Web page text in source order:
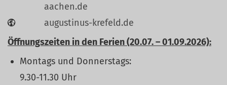
aachen.de
augustinus-krefeld.de
Öffnungszeiten in den Ferien (20.07. – 01.09.2026):
Montags und Donnerstags:
9.30-11.30 Uhr